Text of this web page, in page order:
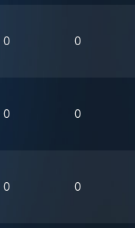
0 0
0 0
0 0